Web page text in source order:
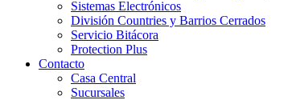
Sistemas Electrónicos
División Countries y Barrios Cerrados
Servicio Bitácora
Protection Plus
Contacto
Casa Central
Sucursales